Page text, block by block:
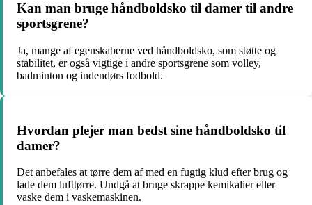
Kan man bruge håndboldsko til damer til andre
sportsgrene?
Ja, mange af egenskaberne ved håndboldsko, som støtte og
stabilitet, er også vigtige i andre sportsgrene som volley,
badminton og indendørs fodbold.
Hvordan plejer man bedst sine håndboldsko til
damer?
Det anbefales at tørre dem af med en fugtig klud efter brug og
lade dem lufttørre. Undgå at bruge skrappe kemikalier eller
vaske dem i vaskemaskinen.